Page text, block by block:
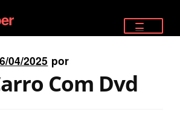
04/2025 por
Com Dvd